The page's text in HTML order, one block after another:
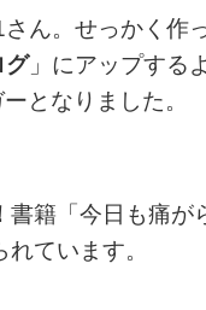
ん。せっかく作
グ」にアップする
となりました。
書籍「今日も痛が
れています。